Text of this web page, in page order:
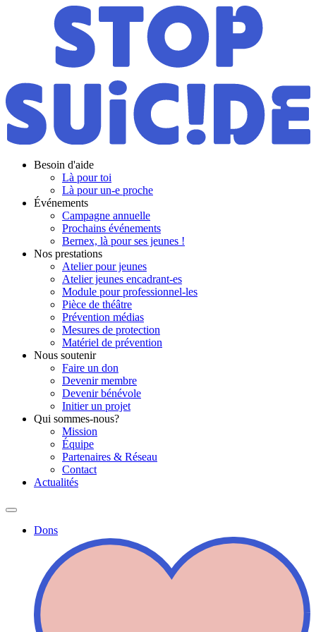
Besoin d'aide
Là pour toi
Là pour un-e proche
Événements
Campagne annuelle
Prochains événements
Bernex, là pour ses jeunes !
Nos prestations
Atelier pour jeunes
Atelier jeunes encadrant-es
Module pour professionnel-les
Pièce de théâtre
Prévention médias
Mesures de protection
Matériel de prévention
Nous soutenir
Faire un don
Devenir membre
Devenir bénévole
Initier un projet
Qui sommes-nous?
Mission
Équipe
Partenaires & Réseau
Contact
Actualités
Dons